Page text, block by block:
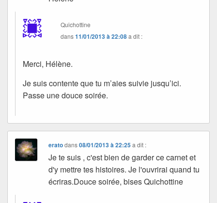
Quichottine
dans11/01/2013 à 22:08a dit :
Merci, Hélène.
Je suis contente que tu m’aies suivie jusqu’ici.
Passe une douce soirée.
eratodans08/01/2013 à 22:25 a dit :
Je te suis , c'est bien de garder ce carnet et
d'y mettre tes histoires. Je l'ouvrirai quand tu
écriras.Douce soirée, bises Quichottine